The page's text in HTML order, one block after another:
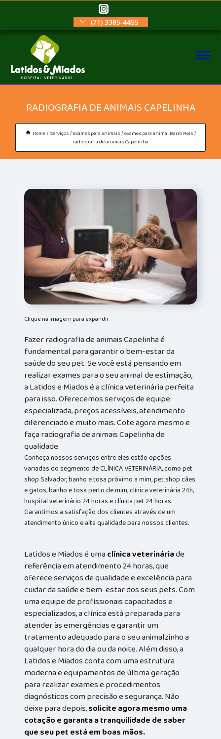
(71) 3385-4455
RADIOGRAFIA DE ANIMAIS CAPELINHA
Home Serviços exames para animais exames para animal Barro Reis
radiografia de animais Capelinha
Clique na imagem para expandir
Fazer radiografia de animais Capelinha é
fundamental para garantir o bem-estar da
saúde do seu pet. Se você está pensando em
realizar exames para o seu animal de estimação,
a Latidos e Miados é a clínica veterinária perfeita
para isso. Oferecemos serviços de equipe
especializada, preços acessíveis, atendimento
diferenciado e muito mais. Cote agora mesmo e
faça radiografia de animais Capelinha de
qualidade.
Conheça nossos serviços entre eles estão opções
variadas do segmento de CLÍNICA VETERINÁRIA, como pet
shop Salvador, banho e tosa próximo a mim, pet shop cães
e gatos, banho e tosa perto de mim, clínica veterinária 24h,
hospital veterinário 24 horas e clínica pet 24 horas.
Garantimos a satisfação dos clientes através de um
atendimento único e alta qualidade para nossos clientes.
Latidos e Miados é umaclínica veterináriade
referência em atendimento 24 horas, que
oferece serviços de qualidade e excelência para
cuidar da saúde e bem-estar dos seus pets. Com
uma equipe de profissionais capacitados e
especializados, a clínica está preparada para
atender às emergências e garantir um
tratamento adequado para o seu animalzinho a
qualquer hora do dia ou da noite. Além disso, a
Latidos e Miados conta com uma estrutura
moderna e equipamentos de última geração
para realizar exames e procedimentos
diagnósticos com precisão e segurança. Não
deixe para depois,solicite agora mesmo uma
cotação e garanta a tranquilidade de saber
que seu pet está em boas mãos.